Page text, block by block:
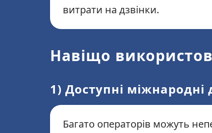
витрати на дзвінки.
Навіщо
1) Доступні міжнародні
Багато операторів можуть